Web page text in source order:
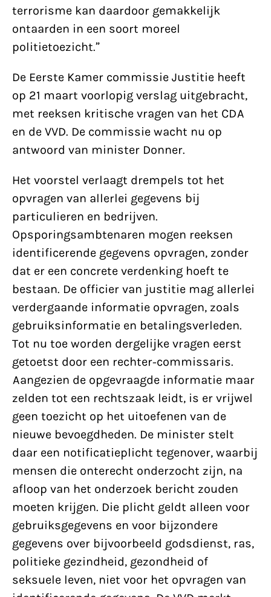
terrorisme kan daardoor gemakkelijk
ontaarden in een soort moreel
politietoezicht.”
De Eerste Kamer commissie Justitie heeft
op 21 maart voorlopig verslag uitgebracht,
met reeksen kritische vragen van het CDA
en de VVD. De commissie wacht nu op
antwoord van minister Donner.
Het voorstel verlaagt drempels tot het
opvragen van allerlei gegevens bij
particulieren en bedrijven.
Opsporingsambtenaren mogen reeksen
identificerende gegevens opvragen, zonder
dat er een concrete verdenking hoeft te
bestaan. De officier van justitie mag allerlei
verdergaande informatie opvragen, zoals
gebruiksinformatie en betalingsverleden.
Tot nu toe worden dergelijke vragen eerst
getoetst door een rechter-commissaris.
Aangezien de opgevraagde informatie maar
zelden tot een rechtszaak leidt, is er vrijwel
geen toezicht op het uitoefenen van de
nieuwe bevoegdheden. De minister stelt
daar een notificatieplicht tegenover, waarbij
mensen die onterecht onderzocht zijn, na
afloop van het onderzoek bericht zouden
moeten krijgen. Die plicht geldt alleen voor
gebruiksgegevens en voor bijzondere
gegevens over bijvoorbeeld godsdienst, ras,
politieke gezindheid, gezondheid of
seksuele leven, niet voor het opvragen van